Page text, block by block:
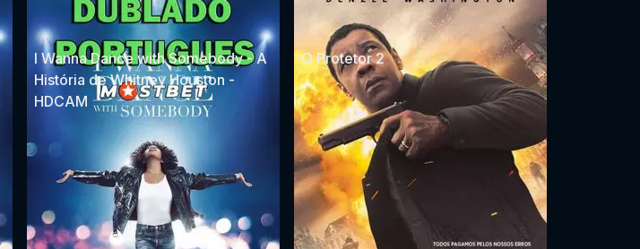
I Wanna Dance with Somebody - A
História de Whitney Houston -
HDCAM
O Protetor 2